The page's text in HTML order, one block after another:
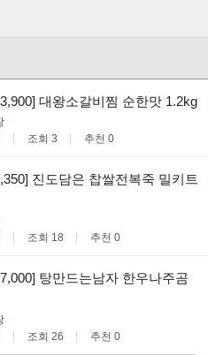
대왕소갈비찜 순한맛 1.2kg
조회 3 추천 0
진도담은 찹쌀전복죽 밀키트
조회 18 추천 0
탕만드는남자 한우나주곰
조회 26 추천 0